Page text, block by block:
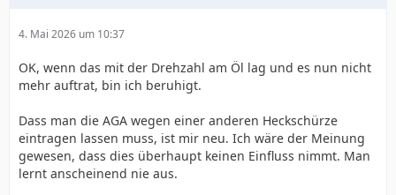
4. Mai 2026 um 10:37
OK, wenn das mit der Drehzahl am Öl lag und es nun nicht
mehr auftrat, bin ich beruhigt.
Dass man die AGA wegen einer anderen Heckschürze
eintragen lassen muss, ist mir neu. Ich wäre der Meinung
gewesen, dass dies überhaupt keinen Einfluss nimmt. Man
lernt anscheinend nie aus.